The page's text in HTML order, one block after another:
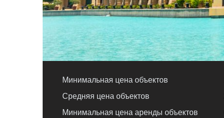
Минимальная цена объектов
Средняя цена объектов
Минимальная цена аренды объектов